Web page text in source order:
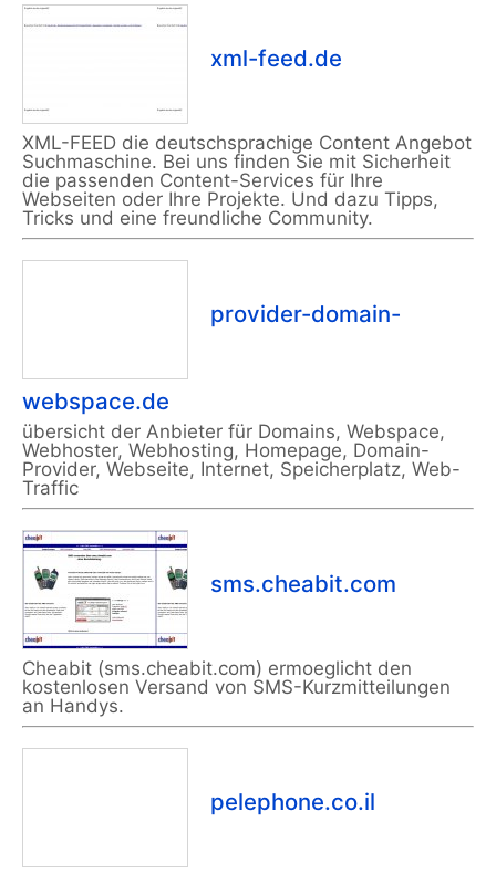
xml-feed.de
XML-FEED die deutschsprachige Content Angebot
Suchmaschine. Bei uns finden Sie mit Sicherheit
die passenden Content-Services für Ihre
Webseiten oder Ihre Projekte. Und dazu Tipps,
Tricks und eine freundliche Community.
provider-domain-
webspace.de
übersicht der Anbieter für Domains, Webspace,
Webhoster, Webhosting, Homepage, Domain-
Provider, Webseite, Internet, Speicherplatz, Web-
Traffic
sms.cheabit.com
Cheabit (sms.cheabit.com) ermoeglicht den
kostenlosen Versand von SMS-Kurzmitteilungen
an Handys.
pelephone.co.il